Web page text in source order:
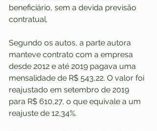
beneficiário, sem a devida previsão
contratual.
Segundo os autos, a parte autora
manteve contrato com a empresa
desde 2012 e até 2019 pagava uma
mensalidade de R$ 543,22. O valor foi
reajustado em setembro de 2019
para R$ 610,27, o que equivale a um
reajuste de 12,34%.